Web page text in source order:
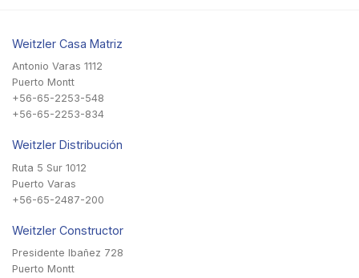
Weitzler Casa Matriz
Antonio Varas 1112
Puerto Montt
+56-65-2253-548
+56-65-2253-834
Weitzler Distribución
Ruta 5 Sur 1012
Puerto Varas
+56-65-2487-200
Weitzler Constructor
Presidente Ibañez 728
Puerto Montt